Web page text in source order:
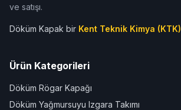
ve satışı.
Döküm Kapak bir Kent Teknik Kimya (KTK)
Ürün Kategorileri
Döküm Rögar Kapağı
Döküm Yağmursuyu Izgara Takımı